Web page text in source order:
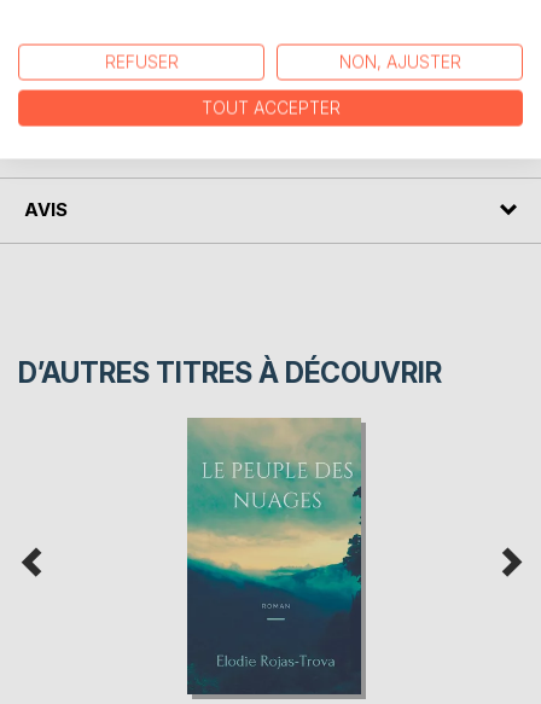
AUTEUR(S)
AVIS
D’AUTRES TITRES À DÉCOUVRIR
REFUSER NON, AJUSTER
TOUT ACCEPTER